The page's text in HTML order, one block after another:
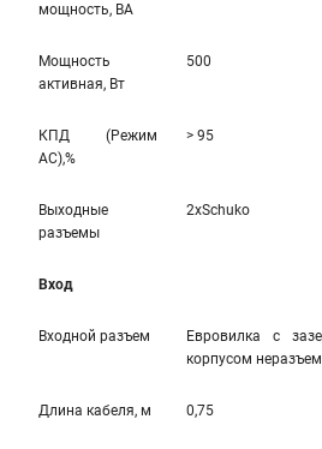
мощность, ВА
Мощность
активная, Вт
500
КПД (Режим
AC),%
> 95
Выходные
разъемы
2xSchuko
Вход
Входной разъем
Евровилка с
корпусом
Длина кабеля, м 0,75